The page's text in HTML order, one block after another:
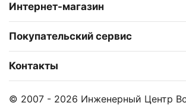
Интернет-магазин
Покупательский сервис
Контакты
© 2007 - 2026 Инженерный Центр